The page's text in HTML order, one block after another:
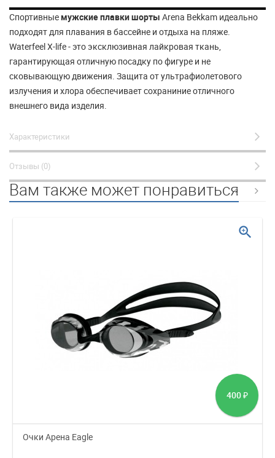
Спортивные мужские плавки шорты Arena Bekkam идеально
подходят для плавания в бассейне и отдыха на пляже.
Waterfeel X-life - это эксклюзивная лайкровая ткань,
гарантирующая отличную посадку по фигуре и не
сковывающую движения. Защита от ультрафиолетового
излучения и хлора обеспечивает сохраниние отличного
внешнего вида изделия.
Характеристики
Отзывы (0)
Вам также может понравиться
400 ₽
Очки Арена Eagle
zoom_in